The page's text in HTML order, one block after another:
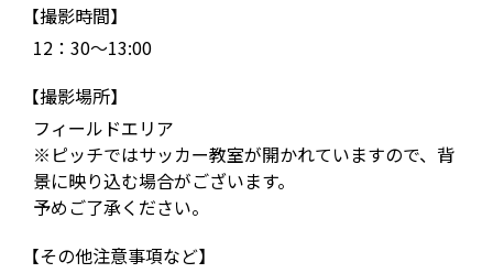
【撮影時間】
12：30～13:00
【撮影場所】
フィールドエリア
※ピッチではサッカー教室が開かれていますので、背
景に映り込む場合がございます。
予めご了承ください。
【その他注意事項など】